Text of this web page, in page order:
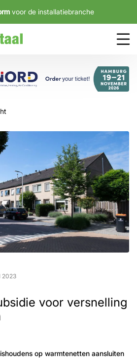
voor de installatiebranche
2023
voor versnelling
op warmtenetten aansluiten